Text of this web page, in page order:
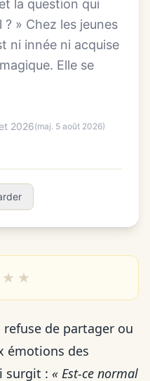
la question qui
» Chez les jeunes
ni innée ni acquise
Elle se
2026(maj. 5 août 2026)
★ ★
de partager ou
émotions des
surgit : « Est-ce normal